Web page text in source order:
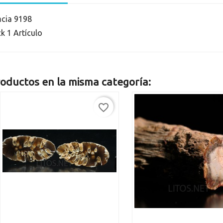
9198
1 Artículo
en la misma categoría:
favorite_border